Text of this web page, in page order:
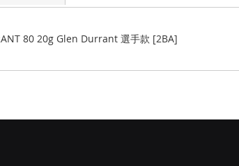
80 20g Glen Durrant 選手款 [2BA]